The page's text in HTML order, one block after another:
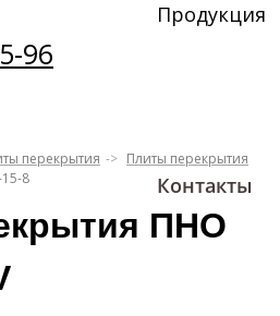
Продукция
Контакты
96
перекрытия
Плиты перекрытия
8
ПНО